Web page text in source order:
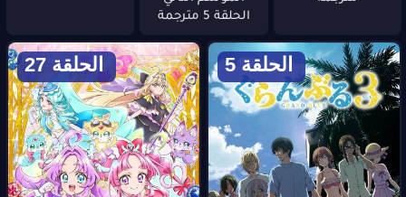
الحلقة 5 مترجمة
الحلقة 5 الحلقة 27